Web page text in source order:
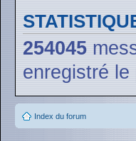
254045
enregistré
Index du forum